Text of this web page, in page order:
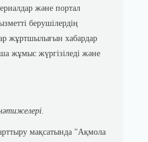
және портал
берушілердің
жұртшылығын хабардар
жұмыс жүргізіледі және
мақсатында "Ақмола